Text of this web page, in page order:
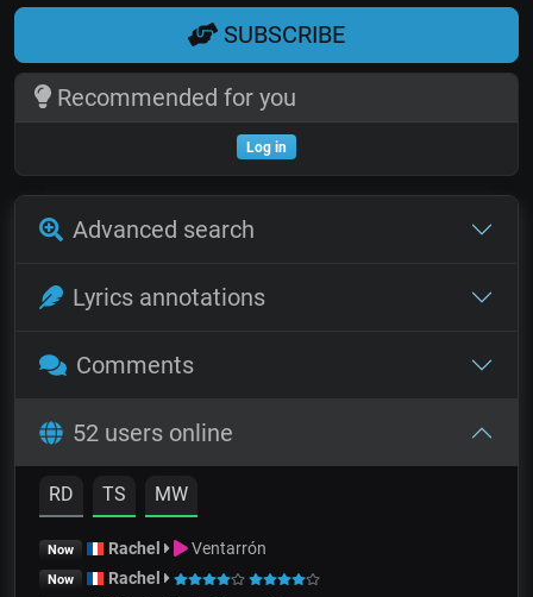
SUBSCRIBE
Recommended for you
Log in
Advanced search
Lyrics annotations
Comments
52 users online
RD TS MW
Now Rachel Ventarrón
Now Rachel